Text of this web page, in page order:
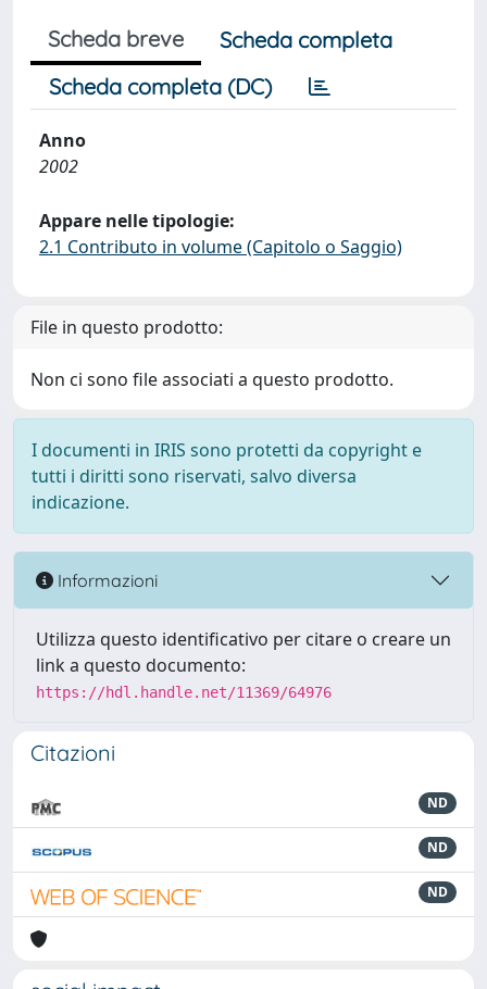
Scheda breve
Scheda completa
Scheda completa (DC)
Anno
2002
Appare nelle tipologie:
2.1 Contributo in volume (Capitolo o Saggio)
File in questo prodotto:
Non ci sono file associati a questo prodotto.
I documenti in IRIS sono protetti da copyright e
tutti i diritti sono riservati, salvo diversa
indicazione.
Informazioni
Utilizza questo identificativo per citare o creare un
link a questo documento:
https://hdl.handle.net/11369/64976
Citazioni
ND
ND
ND